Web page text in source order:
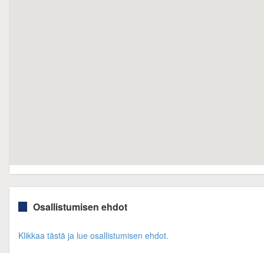
Osallistumisen ehdot
Klikkaa tästä ja lue osallistumisen ehdot.